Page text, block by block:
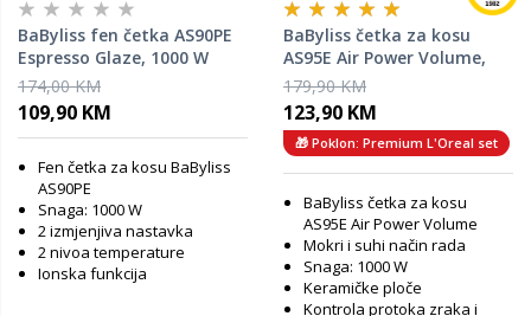
BaByliss fen četka AS90PE
Espresso Glaze, 1000 W
174,00 KM
109,90 KM
Fen četka za kosu BaByliss
AS90PE
Snaga: 1000 W
2 izmjenjiva nastavka
2 nivoa temperature
Ionska funkcija
BaByliss četka za kosu
AS95E Air Power Volume,
1000 W
179,90 KM
123,90 KM
🎁 Poklon: Premium L'Oreal set
BaByliss četka za kosu
AS95E Air Power Volume
Mokri i suhi način rada
Snaga: 1000 W
Keramičke ploče
Kontrola protoka zraka i